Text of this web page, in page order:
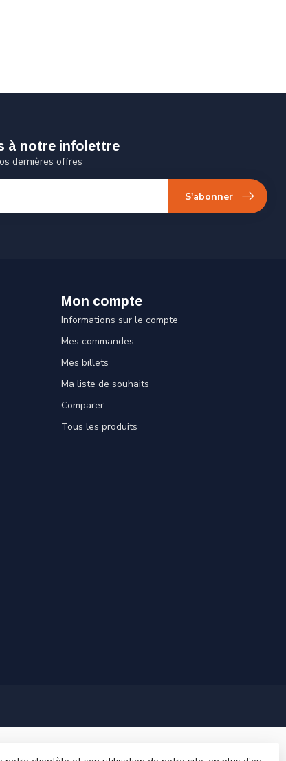
à notre infolettre
dernières offres
S'abonner
Mon compte
Informations sur le compte
Mes commandes
Mes billets
Ma liste de souhaits
Comparer
Tous les produits